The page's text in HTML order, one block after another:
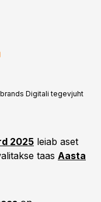
Digitali tegevjuht
2025 leiab aset
taas Aasta